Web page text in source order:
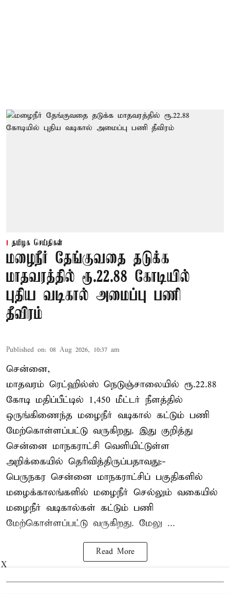
தமிழக செய்திகள்
மழைநீர் தேங்குவதை தடுக்க
மாதவரத்தில் ரூ.22.88 கோடியில்
புதிய வடிகால் அமைப்பு பணி
தீவிரம்
Published on: 08 Aug 2026, 10:37 am
சென்னை,
மாதவரம் ரெட்ஹில்ஸ் நெடுஞ்சாலையில் ரூ.22.88
கோடி மதிப்பீட்டில் 1,450 மீட்டர் நீளத்தில்
ஒருங்கிணைந்த மழைநீர் வடிகால் கட்டும் பணி
மேற்கொள்ளப்பட்டு வருகிறது. இது குறித்து
சென்னை மாநகராட்சி வெளியிட்டுள்ள
அறிக்கையில் தெரிவித்திருப்பதாவது:-
பெருநகர சென்னை மாநகராட்சிப் பகுதிகளில்
மழைக்காலங்களில் மழைநீர் செல்லும் வகையில்
மழைநீர் வடிகால்கள் கட்டும் பணி
மேற்கொள்ளப்பட்டு வருகிறது. மேலு ...
Read More
X